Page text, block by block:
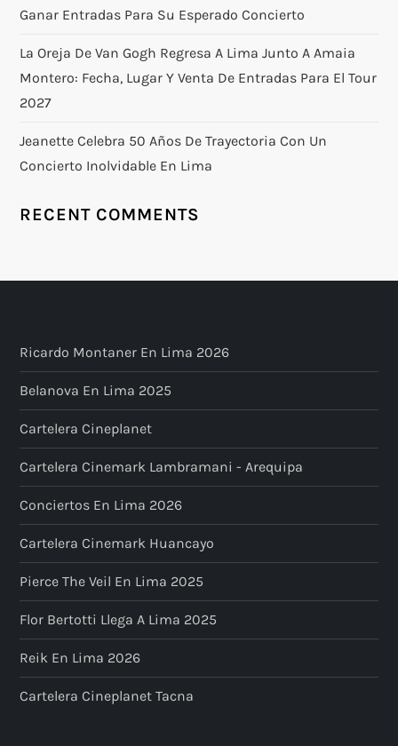
Ganar Entradas Para Su Esperado Concierto
La Oreja De Van Gogh Regresa A Lima Junto A Amaia
Montero: Fecha, Lugar Y Venta De Entradas Para El Tour
2027
Jeanette Celebra 50 Años De Trayectoria Con Un
Concierto Inolvidable En Lima
RECENT COMMENTS
Ricardo Montaner En Lima 2026
Belanova En Lima 2025
Cartelera Cineplanet
Cartelera Cinemark Lambramani - Arequipa
Conciertos En Lima 2026
Cartelera Cinemark Huancayo
Pierce The Veil En Lima 2025
Flor Bertotti Llega A Lima 2025
Reik En Lima 2026
Cartelera Cineplanet Tacna